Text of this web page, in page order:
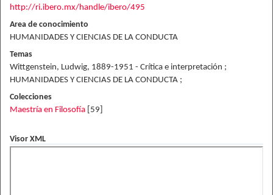
http://ri.ibero.mx/handle/ibero/495
Area de conocimiento
HUMANIDADES Y CIENCIAS DE LA CONDUCTA
Temas
Wittgenstein, Ludwig, 1889-1951 - Crítica e interpretación ;
HUMANIDADES Y CIENCIAS DE LA CONDUCTA ;
Colecciones
Maestría en Filosofía [59]
Visor XML